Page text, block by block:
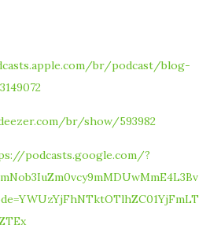
br/podcast/blog-
br/show/593982
podcasts.google.com/?